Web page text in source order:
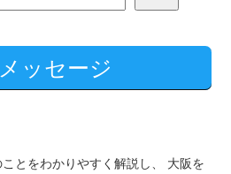
メッセージ
とをわかりやすく解説し、 大阪を